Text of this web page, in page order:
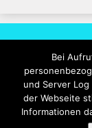
Rechtliches
Impressum
Bei
und Server
der Webseite
Informationen